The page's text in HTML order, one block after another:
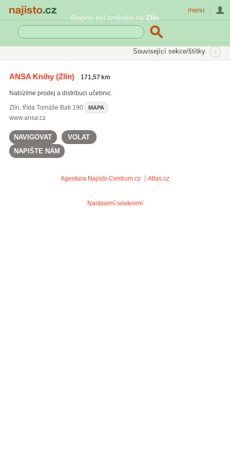
Region byl změněn na Zlín
menu
Související sekce/štítky
učebnice pro střední školy(45)
ANSA Knihy(Zlín) 171,57 km
Nabízíme prodej a distribuci učebnic.
Zlín, třída Tomáše Bati 190 MAPA
www.ansa.cz
NAVIGOVAT
VOLAT
NAPIŠTE NÁM
Agentura Najisto Centrum.cz Atlas.cz
Nastavení soukromí